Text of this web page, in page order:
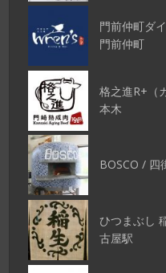
門前仲町ダ
門前仲町
格之進R+（
本木
BOSCO / 四
ひつまぶし
古屋駅